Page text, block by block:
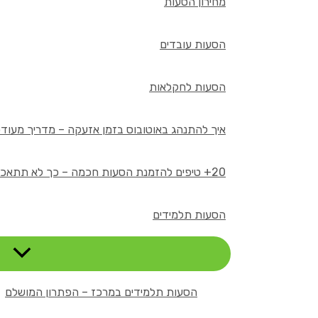
הסעות עובדים
הסעות לחקלאות
איך להתנהג באוטובוס בזמן אזעקה – מדריך מעודכן
20+ טיפים להזמנת הסעות חכמה – כך לא תתאכזבו
הסעות תלמידים
הסעות תלמידים במרכז – הפתרון המושלם